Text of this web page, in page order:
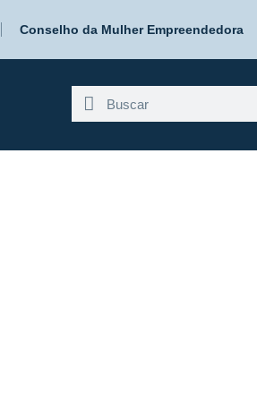
Conselho da Mulher Empreendedora